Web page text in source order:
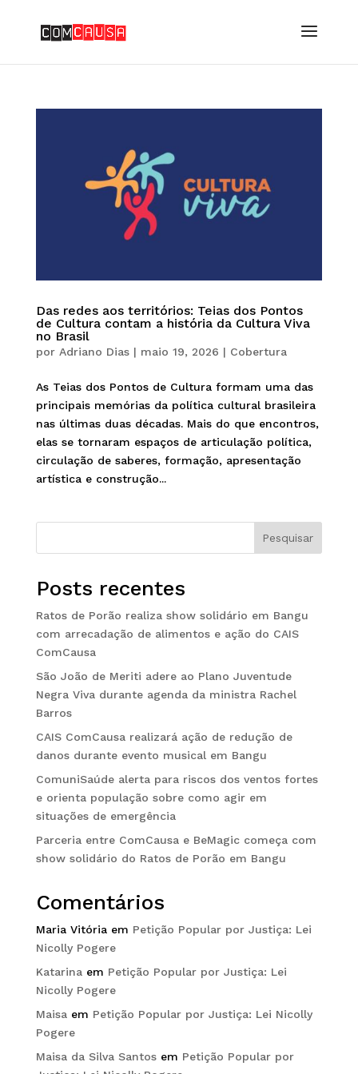
Das redes aos territórios: Teias dos Pontos
de Cultura contam a história da Cultura Viva
no Brasil
por Adriano Dias| maio 19, 2026 | Cobertura
As Teias dos Pontos de Cultura formam uma das
principais memórias da política cultural brasileira
nas últimas duas décadas. Mais do que encontros,
elas se tornaram espaços de articulação política,
circulação de saberes, formação, apresentação
artística e construção...
Pesquisar
Posts recentes
Ratos de Porão realiza show solidário em Bangu
com arrecadação de alimentos e ação do CAIS
ComCausa
São João de Meriti adere ao Plano Juventude
Negra Viva durante agenda da ministra Rachel
Barros
CAIS ComCausa realizará ação de redução de
danos durante evento musical em Bangu
ComuniSaúde alerta para riscos dos ventos fortes
e orienta população sobre como agir em
situações de emergência
Parceria entre ComCausa e BeMagic começa com
show solidário do Ratos de Porão em Bangu
Comentários
Maria Vitóriaem Petição Popular por Justiça: Lei
Nicolly Pogere
Katarinaem Petição Popular por Justiça: Lei
Nicolly Pogere
Maisaem Petição Popular por Justiça: Lei Nicolly
Pogere
Maisa da Silva Santosem Petição Popular por